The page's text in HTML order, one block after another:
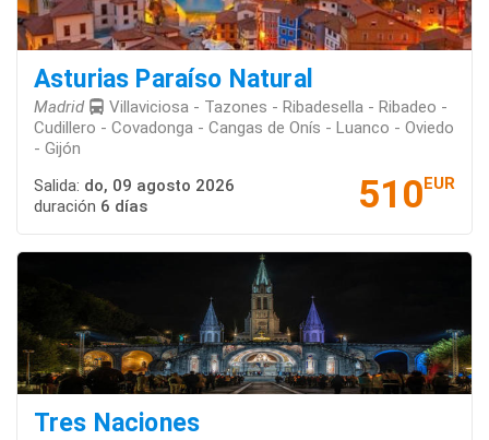
Asturias Paraíso Natural
Madrid
Villaviciosa - Tazones - Ribadesella - Ribadeo -
Cudillero - Covadonga - Cangas de Onís - Luanco - Oviedo
- Gijón
510EUR
Salida: do, 09 agosto 2026
duración 6 días
Tres Naciones